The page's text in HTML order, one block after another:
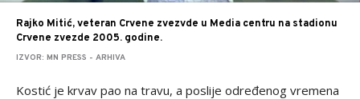
Rajko Mitić, veteran Crvene zvezvde u Media centru na stadionu
Crvene zvezde 2005. godine.
IZVOR: MN PRESS - ARHIVA
Kostić je krvav pao na travu, a poslije određenog vremena